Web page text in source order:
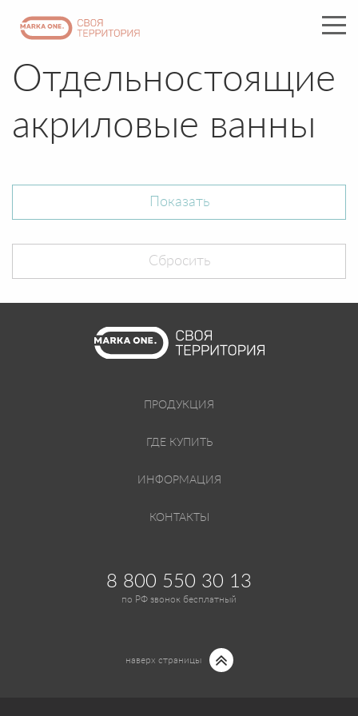
Отдельностоящие
акриловые ванны
ПРОДУКЦИЯ
ГДЕ КУПИТЬ
ИНФОРМАЦИЯ
КОНТАКТЫ
8 800 550 30 13
по РФ звонок бесплатный
наверх страницы